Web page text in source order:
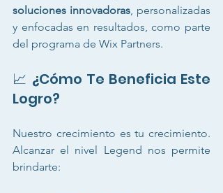
soluciones innovadoras, personalizadas
y enfocadas en resultados, como parte
del programa de Wix Partners.
📈 ¿Cómo Te Beneficia Este
Logro?
Nuestro crecimiento es tu crecimiento.
Alcanzar el nivel Legend nos permite
brindarte: